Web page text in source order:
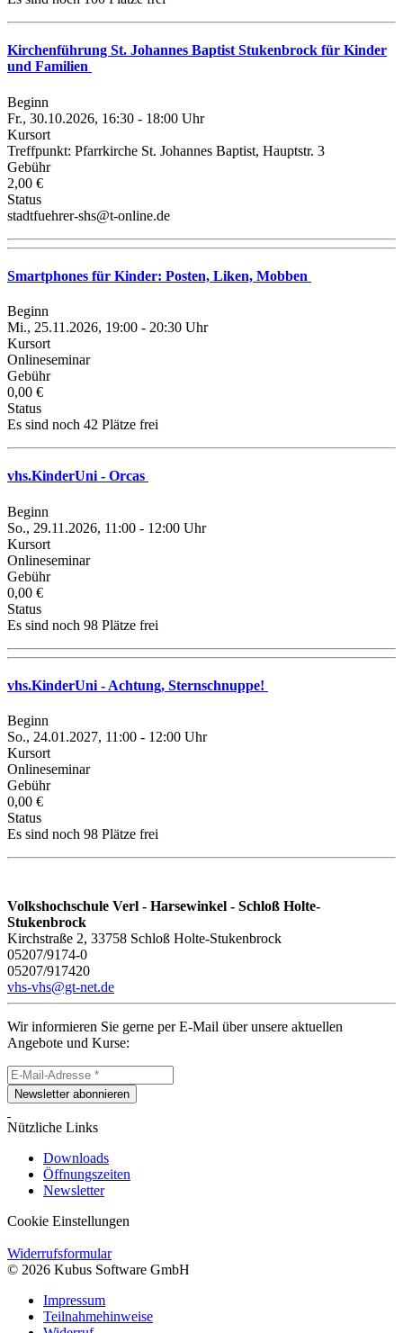
Kirchenführung St. Johannes Baptist Stukenbrock für Kinder
und Familien
Beginn
Fr., 30.10.2026, 16:30 - 18:00 Uhr
Kursort
Treffpunkt: Pfarrkirche St. Johannes Baptist, Hauptstr. 3
Gebühr
2,00 €
Status
stadtfuehrer-shs@t-online.de
Smartphones für Kinder: Posten, Liken, Mobben
Beginn
Mi., 25.11.2026, 19:00 - 20:30 Uhr
Kursort
Onlineseminar
Gebühr
0,00 €
Status
Es sind noch 42 Plätze frei
vhs.KinderUni - Orcas
Beginn
So., 29.11.2026, 11:00 - 12:00 Uhr
Kursort
Onlineseminar
Gebühr
0,00 €
Status
Es sind noch 98 Plätze frei
vhs.KinderUni - Achtung, Sternschnuppe!
Beginn
So., 24.01.2027, 11:00 - 12:00 Uhr
Kursort
Onlineseminar
Gebühr
0,00 €
Status
Es sind noch 98 Plätze frei
Volkshochschule Verl - Harsewinkel - Schloß Holte-
Stukenbrock
Kirchstraße 2, 33758 Schloß Holte-Stukenbrock
05207/9174-0
05207/917420
vhs-vhs@gt-net.de
Wir informieren Sie gerne per E-Mail über unsere aktuellen
Angebote und Kurse:
Newsletter abonnieren
Nützliche Links
Downloads
Öffnungszeiten
Newsletter
Cookie Einstellungen
Widerrufsformular
© 2026 Kubus Software GmbH
Impressum
Teilnahmehinweise